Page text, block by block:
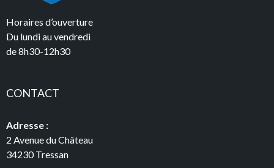
Horaires d’ouverture
Du lundi au vendredi
de 8h30-12h30
CONTACT
Adresse :
2 Avenue du Château
34230 Tressan